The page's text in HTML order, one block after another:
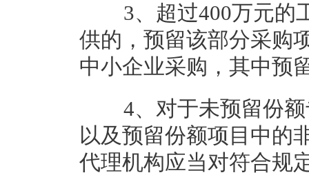
3、超过400万元的
供的，预留该部分采购
中小企业采购，其中预
4、对于未预留份额
以及预留份额项目中的
代理机构应当对符合规